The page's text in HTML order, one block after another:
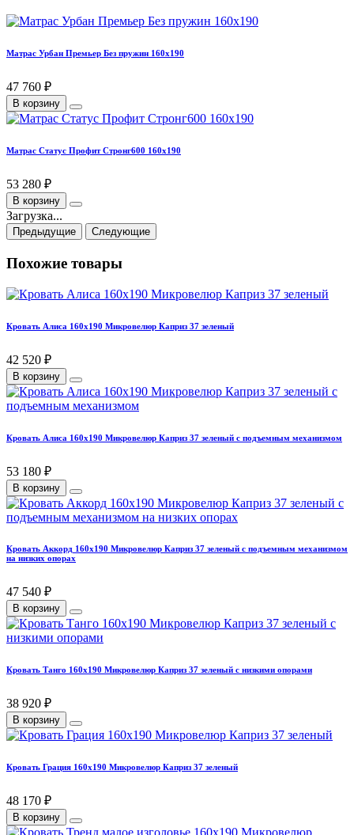
Матрас Урбан Премьер Без пружин 160х190
47 760 ₽
В корзину
Матрас Статус Профит Стронг600 160х190
53 280 ₽
В корзину
Загрузка...
Предыдущие Следующие
Похожие товары
Кровать Алиса 160х190 Микровелюр Каприз 37 зеленый
42 520 ₽
В корзину
Кровать Алиса 160х190 Микровелюр Каприз 37 зеленый с подъемным механизмом
53 180 ₽
В корзину
Кровать Аккорд 160х190 Микровелюр Каприз 37 зеленый с подъемным механизмом
на низких опорах
47 540 ₽
В корзину
Кровать Танго 160х190 Микровелюр Каприз 37 зеленый с низкими опорами
38 920 ₽
В корзину
Кровать Грация 160х190 Микровелюр Каприз 37 зеленый
48 170 ₽
В корзину